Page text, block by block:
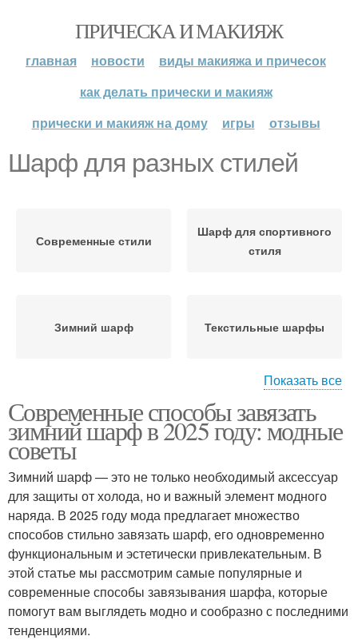
ПРИЧЕСКА И МАКИЯЖ
главная новости
виды макияжа и причесок
как делать прически и макияж
прически и макияж на дому
игры отзывы
Шарф для разных стилей
Современные стили
Шарф для спортивного
стиля
Зимний шарф Текстильные шарфы
Вязаные шарфы Шёлковые шарфы
Меховые шарфы
Показать все
Современные способы завязать
зимний шарф в 2025 году: модные
советы
Зимний шарф — это не только необходимый аксессуар
для защиты от холода, но и важный элемент модного
наряда. В 2025 году мода предлагает множество
способов стильно завязать шарф, его одновременно
функциональным и эстетически привлекательным. В
этой статье мы рассмотрим самые популярные и
современные способы завязывания шарфа, которые
помогут вам выглядеть модно и сообразно с последними
тенденциями.